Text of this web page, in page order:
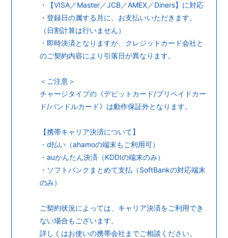
・【VISA／Master／JCB／AMEX／Diners】に対応
・登録日の属する月に、お支払いいただきます。
（日割計算は行いません）
・即時決済となりますが、クレジットカード会社と
のご契約内容により引落日が異なります。
＜ご注意＞
チャージタイプの《デビットカード/プリペイドカー
ド/バンドルカード》は動作保証外となります。
【携帯キャリア決済について】
・d払い（ahamoの端末もご利用可）
・auかんたん決済（KDDIの端末のみ）
・ソフトバンクまとめて支払（SoftBankの対応端末
のみ）
ご契約状況によっては、キャリア決済をご利用でき
ない場合もございます。
詳しくはお使いの携帯会社までご相談ください。